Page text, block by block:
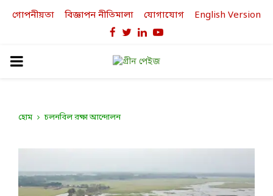
গোপনীয়তা বিজ্ঞাপন নীতিমালা যোগাযোগ English Version
Facebook
TwitterLinkedinYoutube
PRIMARY
হোম চলনবিল রক্ষা আন্দোলন